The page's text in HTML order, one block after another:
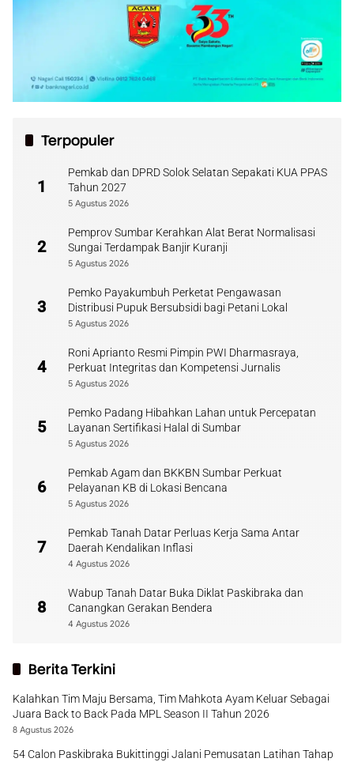
Terpopuler
1
Pemkab dan DPRD Solok Selatan Sepakati KUA PPAS
Tahun 2027
5 Agustus 2026
2
Pemprov Sumbar Kerahkan Alat Berat Normalisasi
Sungai Terdampak Banjir Kuranji
5 Agustus 2026
3
Pemko Payakumbuh Perketat Pengawasan
Distribusi Pupuk Bersubsidi bagi Petani Lokal
5 Agustus 2026
4
Roni Aprianto Resmi Pimpin PWI Dharmasraya,
Perkuat Integritas dan Kompetensi Jurnalis
5 Agustus 2026
5
Pemko Padang Hibahkan Lahan untuk Percepatan
Layanan Sertifikasi Halal di Sumbar
5 Agustus 2026
6
Pemkab Agam dan BKKBN Sumbar Perkuat
Pelayanan KB di Lokasi Bencana
5 Agustus 2026
7
Pemkab Tanah Datar Perluas Kerja Sama Antar
Daerah Kendalikan Inflasi
4 Agustus 2026
8
Wabup Tanah Datar Buka Diklat Paskibraka dan
Canangkan Gerakan Bendera
4 Agustus 2026
Berita Terkini
Kalahkan Tim Maju Bersama, Tim Mahkota Ayam Keluar Sebagai
Juara Back to Back Pada MPL Season II Tahun 2026
8 Agustus 2026
54 Calon Paskibraka Bukittinggi Jalani Pemusatan Latihan Tahap